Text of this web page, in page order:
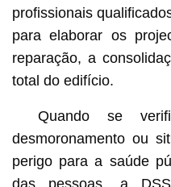
profissionais
para elaborar os
reparação, a
total do edifício.
Quando se
desmoronamento ou
perigo para a saúde